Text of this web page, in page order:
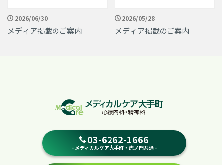
2026/06/30
メディア掲載のご案内
2026/05/28
メディア掲載のご案内
03-6262-1666
- メディカルケア大手町・虎ノ門共通 -